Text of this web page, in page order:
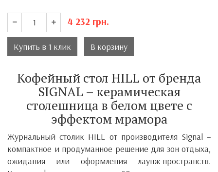
4 232 грн.
Купить в 1 клик В корзину
Кофейный стол HILL от бренда
SIGNAL – керамическая
столешница в белом цвете с
эффектом мрамора
Журнальный столик HILL от производителя Signal–
компактное и продуманное решение для зон отдыха,
ожидания или оформления лаунж-пространств.